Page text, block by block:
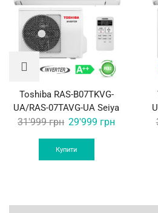
Toshiba RAS-B07TKVG-
UA/RAS-07TAVG-UA Seiya
31'999грн Original
was:
29'999 грн
Купити